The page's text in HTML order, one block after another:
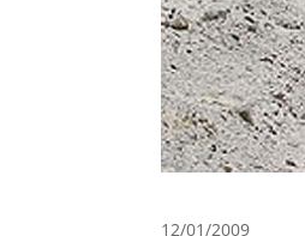
12/01/2009